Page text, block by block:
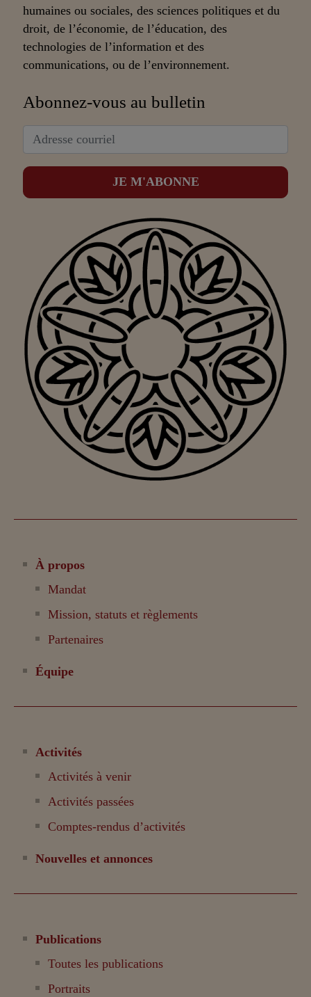
humaines ou sociales, des sciences politiques et du
droit, de l’économie, de l’éducation, des
technologies de l’information et des
communications, ou de l’environnement.
Abonnez-vous au bulletin
À propos
Mandat
Mission, statuts et règlements
Partenaires
Équipe
Activités
Activités à venir
Activités passées
Comptes-rendus d’activités
Nouvelles et annonces
Publications
Toutes les publications
Portraits